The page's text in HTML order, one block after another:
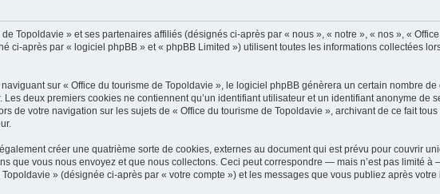
Topoldavie » et ses partenaires affiliés (désignés ci-après par « nous », « notre », « nos », «
ci-après par « logiciel phpBB » et « phpBB Limited ») utilisent toutes les informations collectées
sur « Office du tourisme de Topoldavie », le logiciel phpBB génèrera un certain nombre
deux premiers cookies ne contiennent qu’un identifiant utilisateur et un identifiant anonyme de
de votre navigation sur les sujets de « Office du tourisme de Topoldavie », archivant de ce fait
créer une quatrième sorte de cookies, externes au document qui est prévu pour couvrir
que vous nous envoyez et que nous collectons. Ceci peut correspondre — mais n’est pas limité à
» (désignée ci-après par « votre compte ») et les messages que vous publiez après